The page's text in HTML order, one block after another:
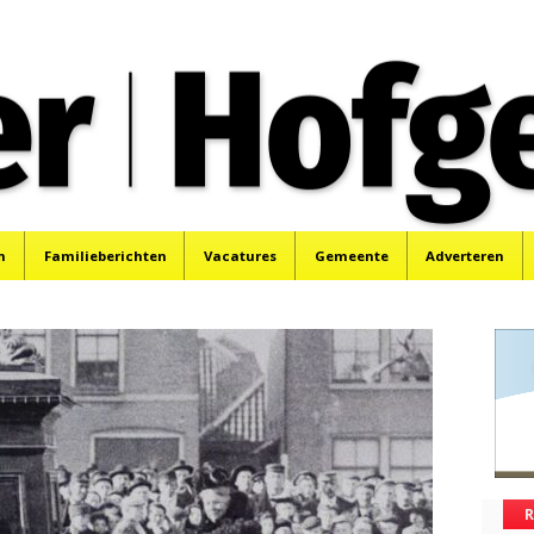
Familieberichten Vacatures Gemeente Adverteren